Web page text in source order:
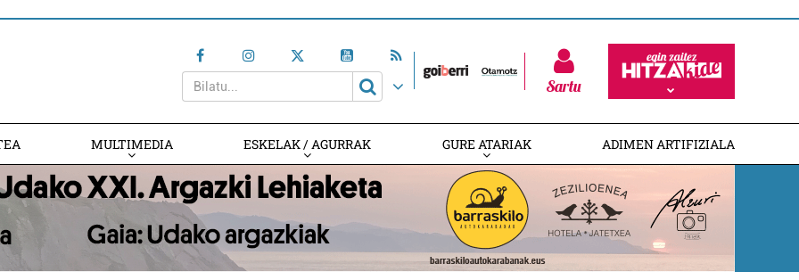
Sartu
MULTIMEDIA ESKELAK / AGURRAK GURE ATARIAK ADIMEN ARTIFIZIALA